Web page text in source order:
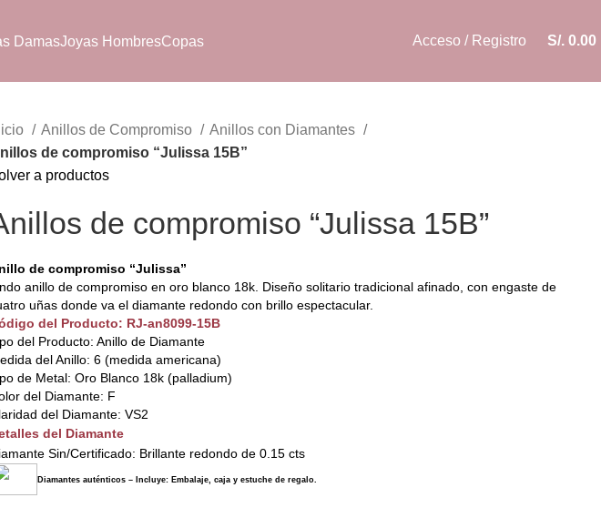
DamasJoyas HombresCopas Acceso / Registro S/. 0.00
Anillos de Compromiso
Anillos con Diamantes
de compromiso “Julissa 15B”
a productos
de compromiso “Julissa 15B”
de compromiso “Julissa”
anillo de compromiso en oro blanco 18k. Diseño solitario tradicional afinado, con engaste de
uñas donde va el diamante redondo con brillo espectacular.
del Producto: RJ-an8099-15B
del Producto: Anillo de Diamante
del Anillo: 6 (medida americana)
de Metal: Oro Blanco 18k (palladium)
del Diamante: F
del Diamante: VS2
del Diamante
Sin/Certificado: Brillante redondo de 0.15 cts
Diamantes auténticos – Incluye: Embalaje, caja y estuche de regalo.